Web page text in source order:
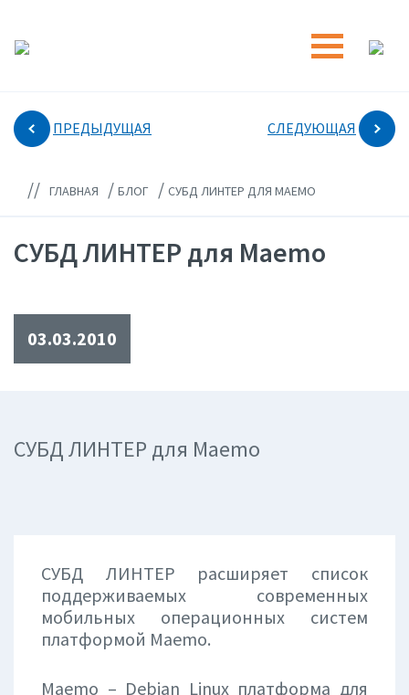
ПРЕДЫДУЩАЯ СЛЕДУЮЩАЯ
// ГЛАВНАЯ / БЛОГ / СУБД ЛИНТЕР ДЛЯ MAEMO
СУБД ЛИНТЕР для Maemo
03.03.2010
СУБД ЛИНТЕР для Maemo
СУБД ЛИНТЕР расширяет список
поддерживаемых современных
мобильных операционных систем
платформой Maemo.
Maemo – Debian Linux платформа для